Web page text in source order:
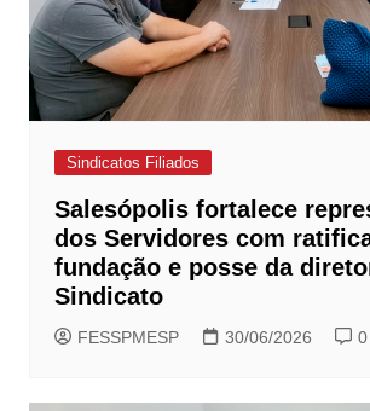
Sindicatos Filiados
Salesópolis fortalece
dos Servidores com
fundação e posse da
Sindicato
FESSPMESP 30/06/2026 0